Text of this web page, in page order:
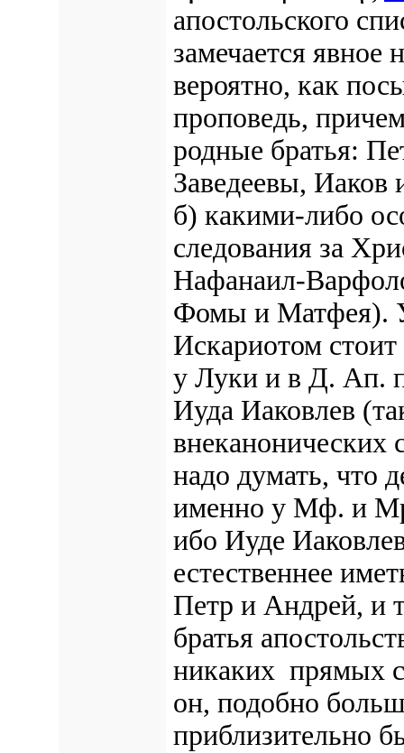
апостольского
замечается явное
вероятно, как
проповедь,
родные братья:
Заведеевы,
б) какими-либо
следования за
Нафанаил-
Фомы и Матфея).
Искариотом
у Луки и в Д. Ап.
Иуда Иаковлев
внеканонических
надо думать, что
именно у Мф. и
ибо Иуде
естественнее
Петр и Андрей, и
братья
никаких прямых
он, подобно
приблизительно